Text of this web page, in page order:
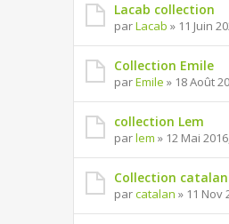
Lacab collection
parLacab » 11 Juin
Collection Emile
parEmile » 18 Août
collection Lem
parlem » 12 Mai
Collection catalan
parcatalan » 11 Nov